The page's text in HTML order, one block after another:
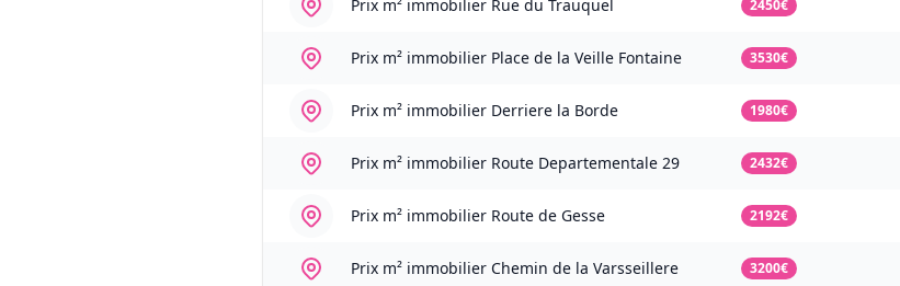
Prix m² immobilier Rue du Trauquel 2450€
Prix m² immobilier Place de la Veille Fontaine 3530€
Prix m² immobilier Derriere la Borde 1980€
Prix m² immobilier Route Departementale 29 2432€
Prix m² immobilier Route de Gesse 2192€
Prix m² immobilier Chemin de la Varsseillere 3200€